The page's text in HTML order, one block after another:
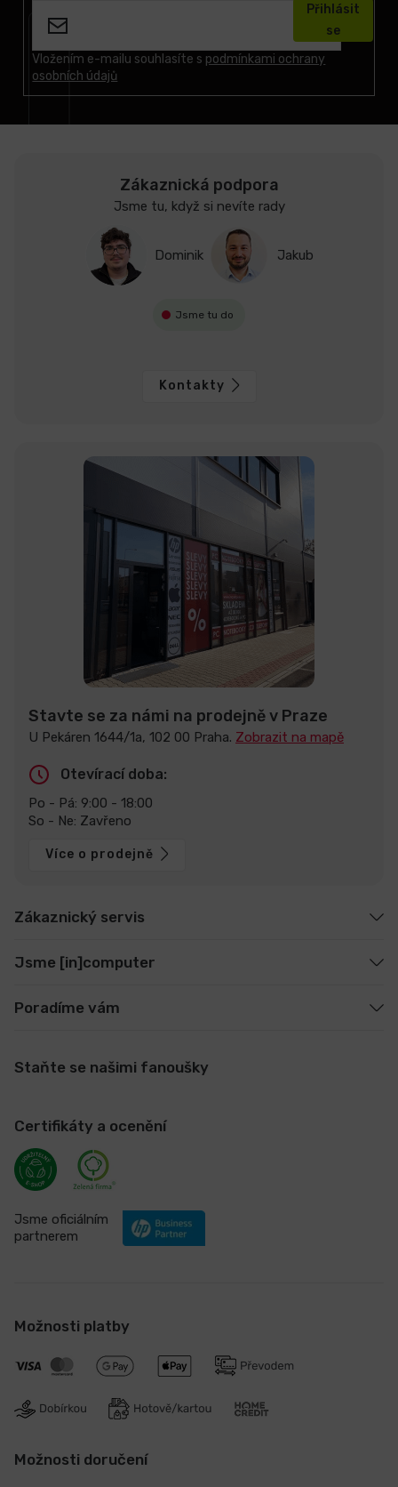
Vložením e-mailu souhlasíte s podmínkami ochrany
osobních údajů
Přihlásit
se
Zákaznická podpora
Jsme tu, když si nevíte rady
Dominik Jakub
Jsme tu do
Kontakty
Stavte se za námi na prodejně v Praze
U Pekáren 1644/1a, 102 00 Praha. Zobrazit na mapě
Otevírací doba:
Po - Pá: 9:00 - 18:00
So - Ne: Zavřeno
Více o prodejně
Zákaznický servis
Jsme [in]computer
Poradíme vám
Staňte se našimi fanoušky
Certifikáty a ocenění
Jsme oficiálním
partnerem
Možnosti platby
Možnosti doručení